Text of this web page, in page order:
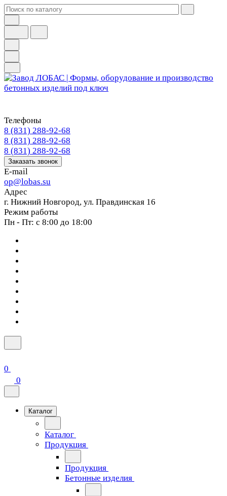
Телефоны
8 (831) 288-92-68
8 (831) 288-92-68
8 (831) 288-92-68
Заказать звонок
E-mail
op@lobas.su
Адрес
г. Нижний Новгород, ул. Правдинская 16
Режим работы
Пн - Пт: с 8:00 до 18:00
0
0
Каталог
Каталог
Продукция
Продукция
Бетонные изделия